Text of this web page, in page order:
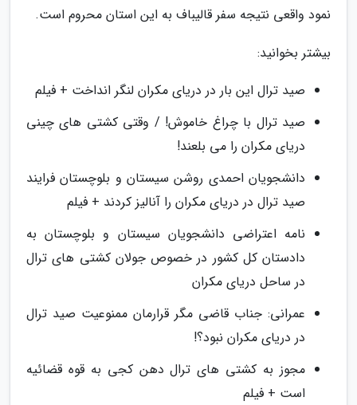
نمود واقعی نتیجه سفر قالیباف به این استان محروم است.
بیشتر بخوانید:
صید ترال این بار در دریای مکران لنگر انداخت + فیلم
صید ترال با چراغ خاموش! / وقتی کشتی های چینی
دریای مکران را می بلعند!
دانشجویان احمدی روشن سیستان و بلوچستان فرایند
صید ترال در دریای مکران را آنالیز کردند + فیلم
نامه اعتراضی دانشجویان سیستان و بلوچستان به
دادستان کل کشور در خصوص جولان کشتی های ترال
در ساحل دریای مکران
عمرانی: جناب قاضی مگر قرارمان ممنوعیت صید ترال
در دریای مکران نبود؟!
مجوز به کشتی های ترال دهن کجی به قوه قضائیه
است + فیلم